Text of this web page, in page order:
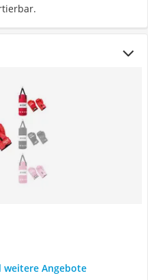
weitere Angebote